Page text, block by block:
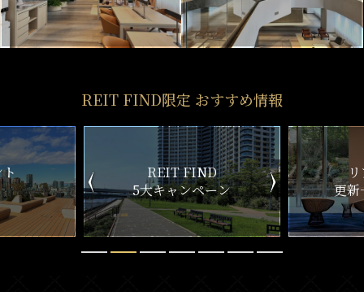
REIT FIND限定 おすすめ情報
ン
リアルタイム
更新一覧チェック
新